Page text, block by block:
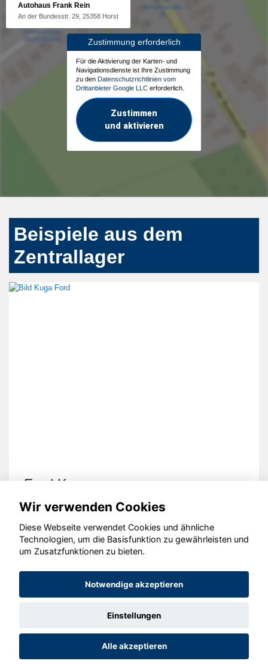
Autohaus Frank Rein
An der Bundesstr. 29, 25358 Horst
Zustimmung erforderlich
Für die Aktivierung der Karten- und
Navigationsdienste ist Ihre Zustimmung
zu den Datenschutzrichtlinien vom
Drittanbieter Google LLC erforderlich.
Zustimmen
und aktivieren
Beispiele aus dem
Zentrallager
Ford Kuga
© konjunkturmotor.de GmbH 2020 - 2026
Wir verwenden Cookies
Diese Webseite verwendet Cookies und ähnliche
Technologien, um die Basisfunktion zu gewährleisten und
um Zusatzfunktionen zu bieten.
Notwendige akzeptieren
Einstellungen
Alle akzeptieren